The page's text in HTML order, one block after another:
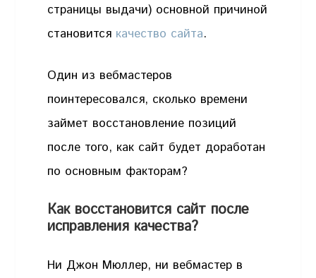
страницы выдачи) основной причиной
становится качество сайта.
Один из вебмастеров
поинтересовался, сколько времени
займет восстановление позиций
после того, как сайт будет доработан
по основным факторам?
Как восстановится сайт после
исправления качества?
Ни Джон Мюллер, ни вебмастер в